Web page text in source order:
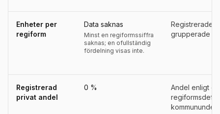
Enheter per
regiform
Data saknas
Minst en regiformssiffra
saknas; en ofullständig
fördelning visas inte.
Registrerade
grupperade
Registrerad
privat andel
0 %
Andel enligt